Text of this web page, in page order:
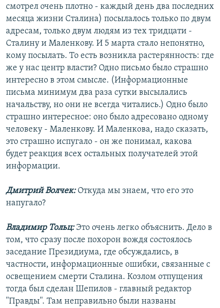
смотрел очень плотно - каждый день два последних
месяца жизни Сталина) посылалось только по двум
адресам, только двум людям из тех тридцати -
Сталину и Маленкову. И 5 марта стало непонятно,
кому посылать. То есть возникла растерянность: где
же у нас центр власти? Одно письмо было страшно
интересно в этом смысле. (Информационные
письма минимум два раза сутки высылались
начальству, но они не всегда читались.) Одно было
страшно интересное: оно было адресовано одному
человеку - Маленкову. И Маленкова, надо сказать,
это страшно испугало - он же понимал, какова
будет реакция всех остальных получателей этой
информации.
Дмитрий Волчек: Откуда мы знаем, что его это
напугало?
Владимир Тольц: Это очень легко объяснить. Дело в
том, что сразу после похорон вождя состоялось
заседание Президиума, где обсуждались, в
частности, информационные ошибки, связанные с
освещением смерти Сталина. Козлом отпущения
тогда был сделан Шепилов - главный редактор
''Правды''. Там неправильно были названы